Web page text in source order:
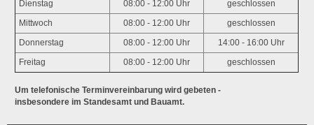
Dienstag 08:00 - 12:00 Uhr geschlossen
Mittwoch 08:00 - 12:00 Uhr geschlossen
Donnerstag 08:00 - 12:00 Uhr 14:00 - 16:00 Uhr
Freitag 08:00 - 12:00 Uhr geschlossen
Um telefonische Terminvereinbarung wird gebeten -
insbesondere im Standesamt und Bauamt.